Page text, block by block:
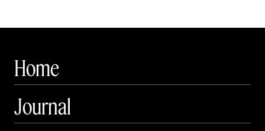
Home
Journal